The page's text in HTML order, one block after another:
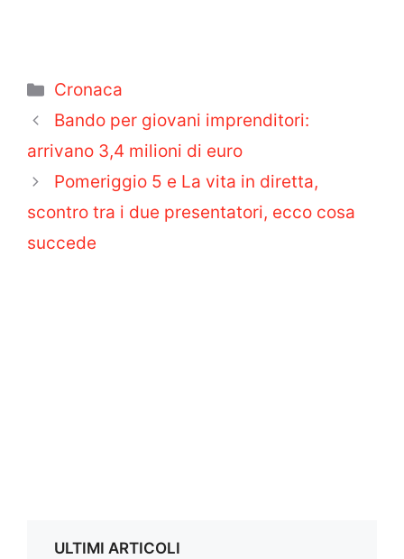
Categorie
Cronaca
Bando per giovani imprenditori:
arrivano 3,4 milioni di euro
Pomeriggio 5 e La vita in diretta,
scontro tra i due presentatori, ecco cosa
succede
ULTIMI ARTICOLI